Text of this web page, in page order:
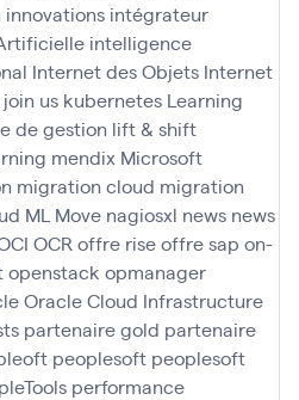
innovations intégrateur
intelligence
Internet des Objets Internet
join us kubernetes Learning
de gestion lift & shift
mendix Microsoft
migration cloud migration
ML Move nagiosxl news news
OCR offre riseoffre sap on-
openstack opmanager
Oracle Cloud Infrastructure
partenaire gold partenaire
peoplesoft peoplesoft
performance